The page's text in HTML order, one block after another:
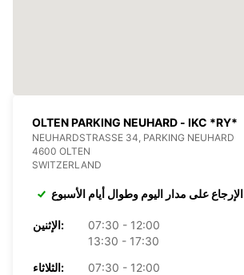
OLTEN PARKING NEUHARD - IKC *RY*
NEUHARDSTRASSE 34, PARKING NEUHARD
4600 OLTEN
SWITZERLAND
الإرجاع على مدار اليوم وطوال أيام الأسبوع
الإثنين:
07:30 - 12:00
13:30 - 17:30
الثلاثاء:
07:30 - 12:00